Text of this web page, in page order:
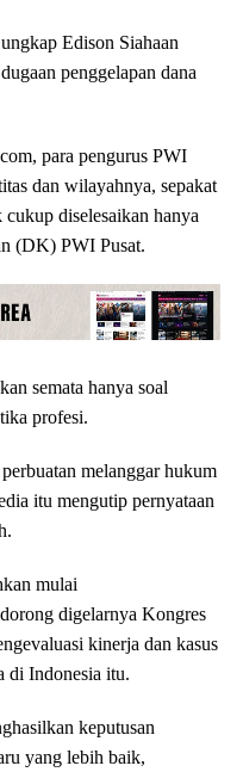
Edison Siahaan
penggelapan dana
para pengurus PWI
dan wilayahnya, sepakat
diselesaikan hanya
(DK) PWI Pusat.
semata hanya soal
profesi.
melanggar hukum
itu mengutip pernyataan
mulai
digelarnya Kongres
kinerja dan kasus
di Indonesia itu.
keputusan
yang lebih baik,